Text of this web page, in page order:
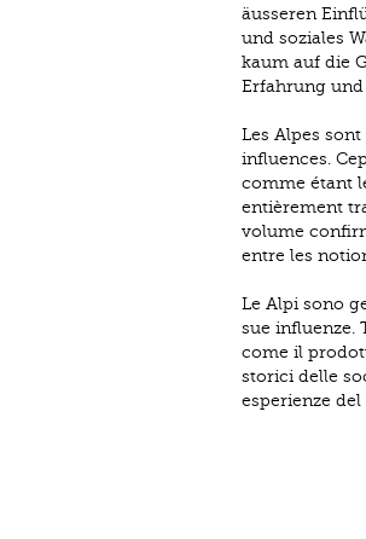
äusseren
und soziales
kaum auf die
Erfahrung und
Les Alpes
influences.
comme étant
entièrement
volume
entre les
Le Alpi sono
sue influenze.
come il
storici delle
esperienze